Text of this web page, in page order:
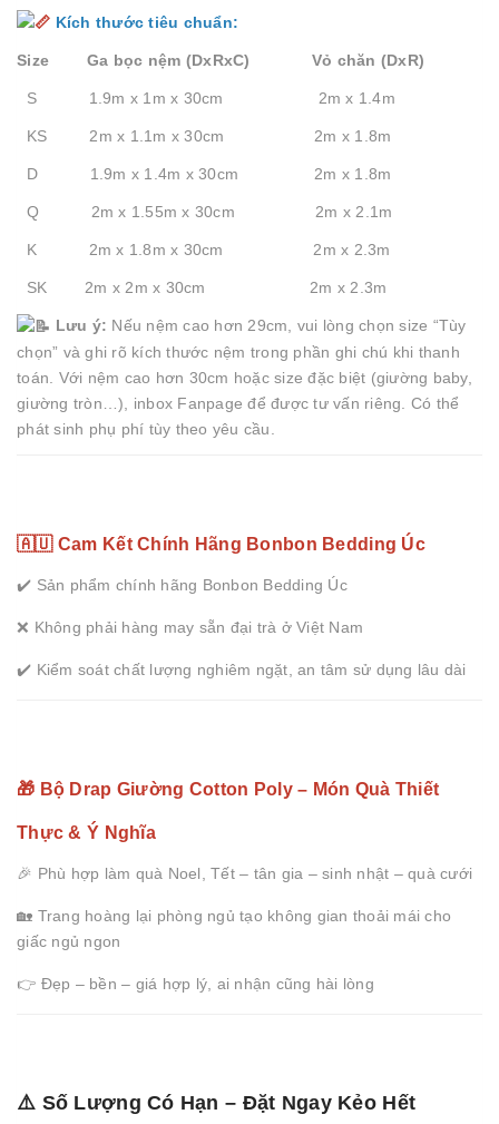
Kích thước tiêu chuẩn:
Size Ga bọc nệm (DxRxC) Vỏ chăn (DxR)
S 1.9m x 1m x 30cm 2m x 1.4m
KS 2m x 1.1m x 30cm 2m x 1.8m
D 1.9m x 1.4m x 30cm 2m x 1.8m
Q 2m x 1.55m x 30cm 2m x 2.1m
K 2m x 1.8m x 30cm 2m x 2.3m
SK 2m x 2m x 30cm 2m x 2.3m
Lưu ý: Nếu nệm cao hơn 29cm, vui lòng chọn size “Tùy
chọn” và ghi rõ kích thước nệm trong phần ghi chú khi thanh
toán. Với nệm cao hơn 30cm hoặc size đặc biệt (giường baby,
giường tròn…), inbox Fanpage để được tư vấn riêng. Có thể
phát sinh phụ phí tùy theo yêu cầu.
🇦🇺 Cam Kết Chính Hãng Bonbon Bedding Úc
✔️ Sản phẩm chính hãng Bonbon Bedding Úc
❌ Không phải hàng may sẵn đại trà ở Việt Nam
✔️ Kiểm soát chất lượng nghiêm ngặt, an tâm sử dụng lâu dài
🎁 Bộ Drap Giường Cotton Poly – Món Quà Thiết
Thực & Ý Nghĩa
🎉 Phù hợp làm quà Noel, Tết – tân gia – sinh nhật – quà cưới
🏡 Trang hoàng lại phòng ngủ tạo không gian thoải mái cho
giấc ngủ ngon
👉 Đẹp – bền – giá hợp lý, ai nhận cũng hài lòng
⚠️ Số Lượng Có Hạn – Đặt Ngay Kẻo Hết